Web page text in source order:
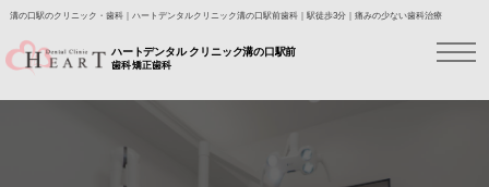
溝の口駅のクリニック・歯科｜ハートデンタルクリニック溝の口駅前歯科｜駅徒歩3分｜痛みの少ない歯科治療
ハートデンタル クリニック溝の口駅前
歯科 矯正歯科